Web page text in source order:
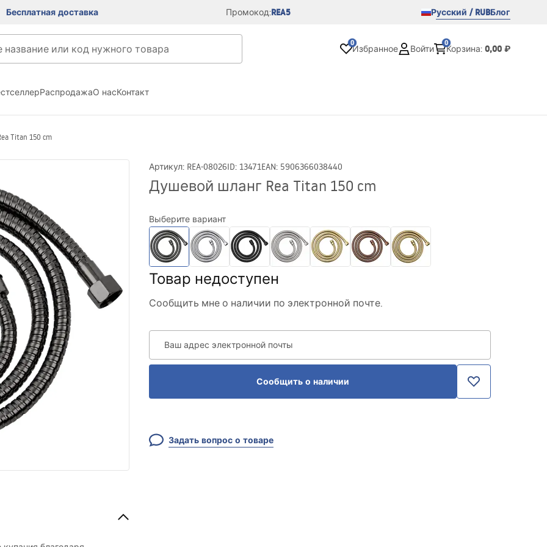
Бесплатная доставка Промокод:REA5 Русский / RUBБлог
0
Избранное Войти
0
Корзина: 0,00 ₽
РаспродажаО насКонтакт
Titan 150 cm
Артикул: REA-08026ID: 13471EAN: 5906366038440
Душевой шланг Rea Titan 150 cm
Выберите вариант
Товар недоступен
Сообщить мне о наличии по электронной почте.
Ваш адрес электронной почты
Сообщить о наличии
Задать вопрос о товаре